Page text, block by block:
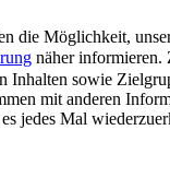
Möglichkeit,
näher informieren.
sowie
mit anderen
jedes Mal